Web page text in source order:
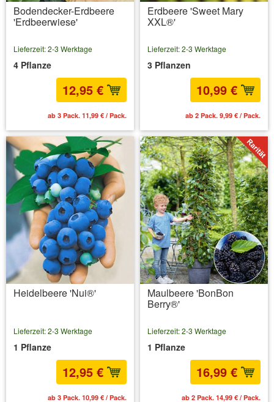
Bodendecker-Erdbeere
'Erdbeerwiese'
Lieferzeit: 2-3 Werktage
4 Pflanze
12,95 €
ab 3 Pack. 11,99 € / Pack.
Erdbeere 'Sweet Mary
XXL®'
Lieferzeit: 2-3 Werktage
3 Pflanzen
10,99 €
ab 2 Pack. 9,99 € / Pack.
Heidelbeere 'Nui®'
Lieferzeit: 2-3 Werktage
1 Pflanze
12,95 €
ab 3 Pack. 10,99 € / Pack.
Maulbeere 'BonBon
Berry®'
Lieferzeit: 2-3 Werktage
1 Pflanze
16,99 €
ab 2 Pack. 14,99 € / Pack.